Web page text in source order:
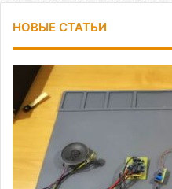
НОВЫЕ СТАТЬИ